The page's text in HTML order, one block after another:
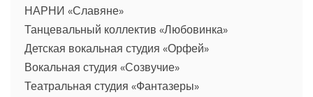
НАРНИ «Славяне»
Танцевальный коллектив «Любовинка»
Детская вокальная студия «Орфей»
Вокальная студия «Созвучие»
Театральная студия «Фантазеры»